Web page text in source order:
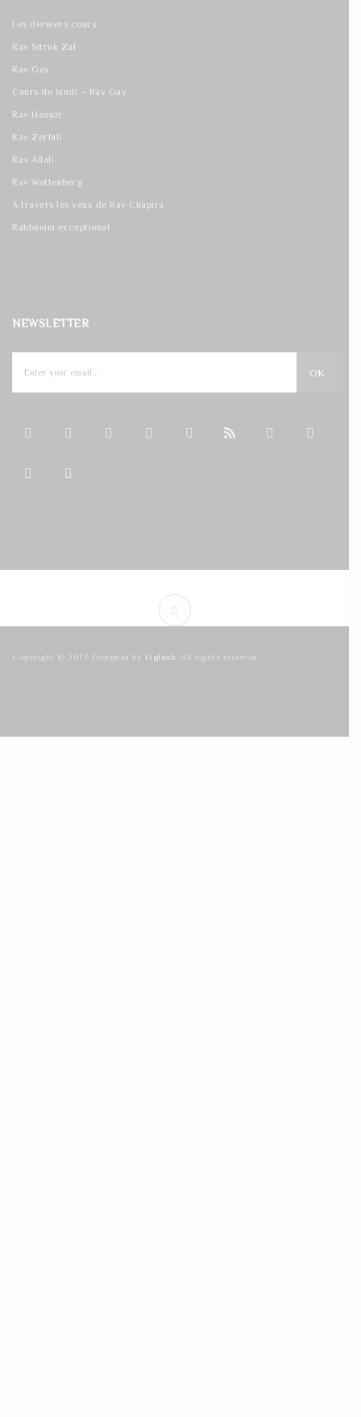
Les derniers cours
Rav Sitruk Zal
Rav Gay
Cours du lundi – Rav Gay
Rav Haouzi
Rav Zerbib
Rav Allali
Rav Wattenberg
A travers les yeux de Rav Chapira
Rabbanim exceptional
NEWSLETTER
OK
Copyright © 2017 Designed by Liglosh . All rights reserved.